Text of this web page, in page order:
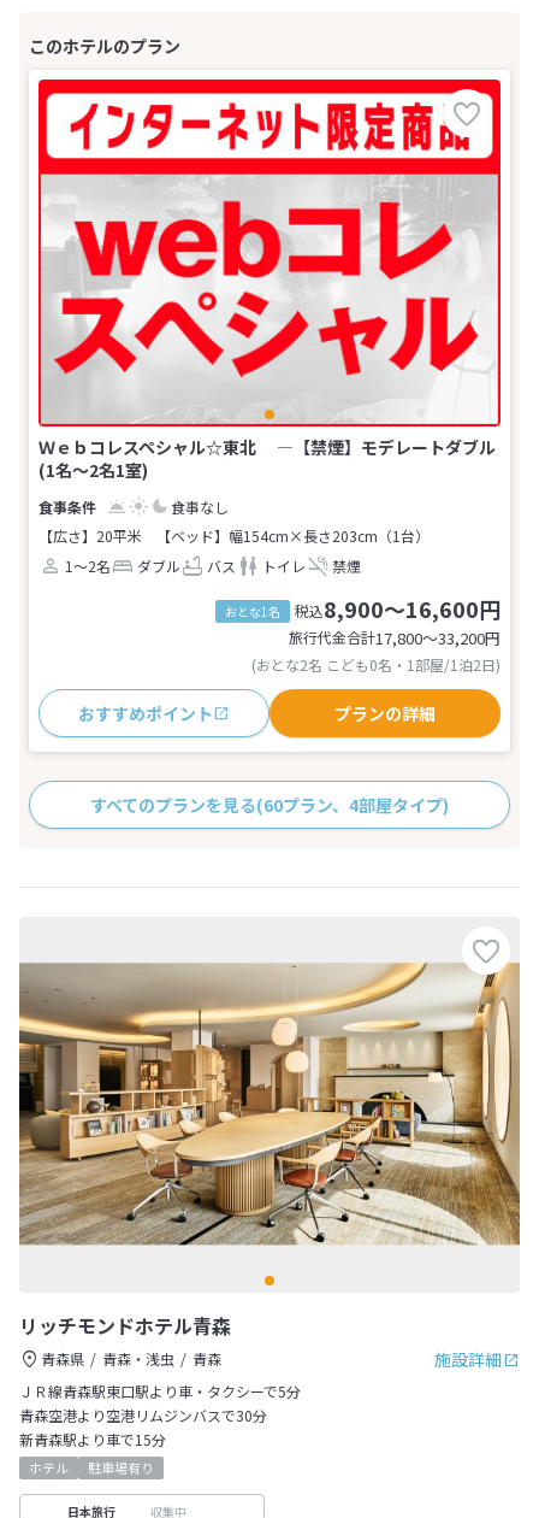
Ｗｅｂコレスペシャル☆東北 ―【禁煙】モデレートダブル
(1名～2名1室)
食事なし
【広さ】20平米
【ベッド】幅154cm×長さ203cm（1台）
1～2名
ダブル バス トイレ 禁煙
おとな1名 税込8,900～16,600円
旅行代金合計17,800〜33,200円
(おとな2名 こども0名・1部屋/1泊2日)
おすすめポイント プランの詳細
すべてのプランを見る(60プラン、4部屋タイプ)
リッチモンドホテル青森
施設詳細
青森県 青森・浅虫
青森
ＪＲ線青森駅東口駅より車・タクシーで5分
青森空港より空港リムジンバスで30分
新青森駅より車で15分
ホテル 駐車場有り
日本旅行 収集中